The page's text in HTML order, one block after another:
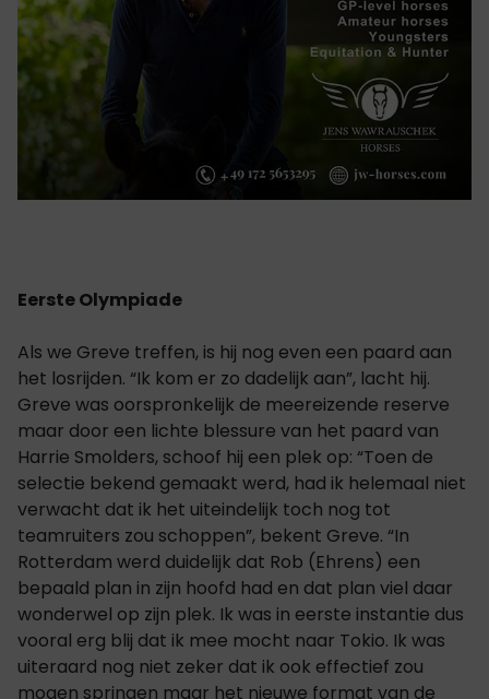
Eerste Olympiade
Als we Greve treffen, is hij nog even een paard aan
het losrijden. “Ik kom er zo dadelijk aan”, lacht hij.
Greve was oorspronkelijk de meereizende reserve
maar door een lichte blessure van het paard van
Harrie Smolders, schoof hij een plek op: “Toen de
selectie bekend gemaakt werd, had ik helemaal niet
verwacht dat ik het uiteindelijk toch nog tot
teamruiters zou schoppen”, bekent Greve. “In
Rotterdam werd duidelijk dat Rob (Ehrens) een
bepaald plan in zijn hoofd had en dat plan viel daar
wonderwel op zijn plek. Ik was in eerste instantie dus
vooral erg blij dat ik mee mocht naar Tokio. Ik was
uiteraard nog niet zeker dat ik ook effectief zou
mogen springen maar het nieuwe format van de